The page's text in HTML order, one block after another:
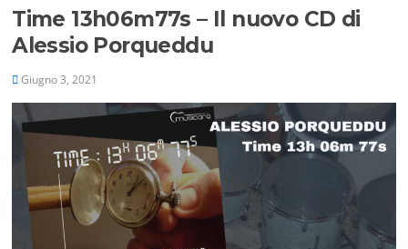
Time 13h06m77s – Il nuovo CD di
Alessio Porqueddu
Giugno 3, 2021